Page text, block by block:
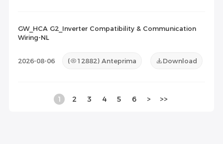
GW_HCA G2_Inverter Compatibility & Communication
Wiring-NL
2026-08-06 ( 12882) Anteprima Download
1 2 3 4 5 6 > >>